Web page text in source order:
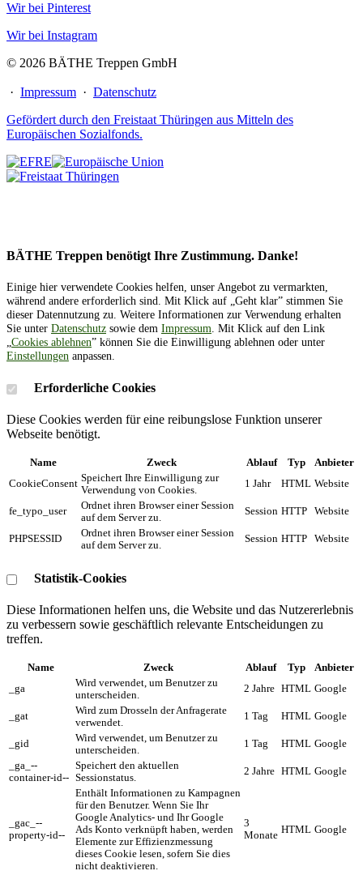
Wir bei Pinterest
Wir bei Instagram
© 2026 BÄTHE Treppen GmbH
· Impressum · Datenschutz
Gefördert durch den Freistaat Thüringen aus Mitteln des
Europäischen Sozialfonds.
BÄTHE Treppen benötigt Ihre Zustimmung. Danke!
Einige hier verwendete Cookies helfen, unser Angebot zu vermarkten,
während andere erforderlich sind. Mit Klick auf „Geht klar” stimmen Sie
dieser Datennutzung zu. Weitere Informationen zur Verwendung erhalten
Sie unter Datenschutz sowie dem Impressum. Mit Klick auf den Link
„Cookies ablehnen” können Sie die Einwilligung ablehnen oder unter
Einstellungen anpassen.
Erforderliche Cookies
Diese Cookies werden für eine reibungslose Funktion unserer
Webseite benötigt.
Name Zweck Ablauf Typ
Anbieter
CookieConsent Speichert Ihre Einwilligung zur
Verwendung von Cookies.
1 Jahr HTML Website
fe_typo_user
Ordnet ihren Browser einer Session
auf dem Server zu.
Session HTTP Website
PHPSESSID
Ordnet ihren Browser einer Session
auf dem Server zu.
Session HTTP Website
Statistik-Cookies
Diese Informationen helfen uns, die Website und das Nutzererlebnis
zu verbessern sowie geschäftlich relevante Entscheidungen zu
treffen.
Name Zweck Ablauf Typ
Anbieter
_ga
Wird verwendet, um Benutzer zu
unterscheiden.
2 Jahre HTML Google
_gat
Wird zum Drosseln der Anfragerate
verwendet.
1 Tag HTML Google
_gid
Wird verwendet, um Benutzer zu
unterscheiden.
1 Tag HTML Google
_ga_--
container-id--
Speichert den aktuellen
Sessionstatus.
2 Jahre HTML Google
_gac_--
property-id--
Enthält Informationen zu Kampagnen
für den Benutzer. Wenn Sie Ihr
Google Analytics- und Ihr Google
Ads Konto verknüpft haben, werden
Elemente zur Effizienzmessung
dieses Cookie lesen, sofern Sie dies
nicht deaktivieren.
3
Monate HTML Google